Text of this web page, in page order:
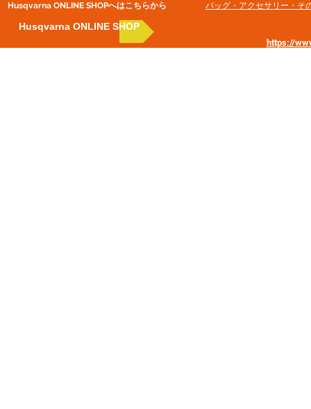
Husqvarna ONLINE SHOP​へはこちらから
Husqvarna ONLINE SHOP
バッグ・アクセサリー・そ
https://